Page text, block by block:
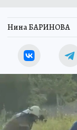
Нина БАРИНОВА